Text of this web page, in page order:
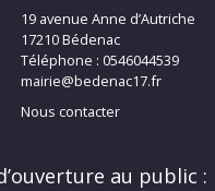
19 avenue Anne d’Autriche
17210 Bédenac
Téléphone : 0546044539
mairie@bedenac17.fr
Nous contacter
au public :